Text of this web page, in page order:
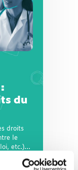
du
droits
le
etc.)...
du
droits
le
etc.)...
nombre
de